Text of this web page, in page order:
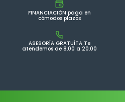
FINANCIACIÓN paga en
cómodos plazos
ASESORÍA GRATUÍTA Te
atendemos de 8.00 a 20.00